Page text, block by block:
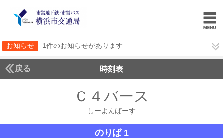
お知らせ 1件のお知らせがあります
戻る 時刻表
Ｃ４バース
しーよんばーす
のりば 1